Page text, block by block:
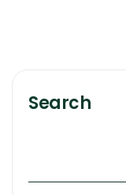
Search